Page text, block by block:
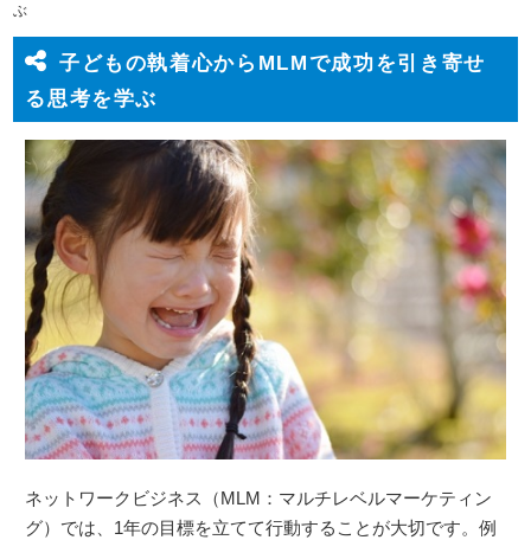
ぶ
子どもの執着心からMLMで成功を引き寄せ
る思考を学ぶ
ネットワークビジネス（MLM：マルチレベルマーケティン
グ）では、1年の目標を立てて行動することが大切です。例